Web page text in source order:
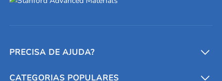
PRECISA DE AJUDA?
Conversores e calculadoras
CATEGORIAS POPULARES